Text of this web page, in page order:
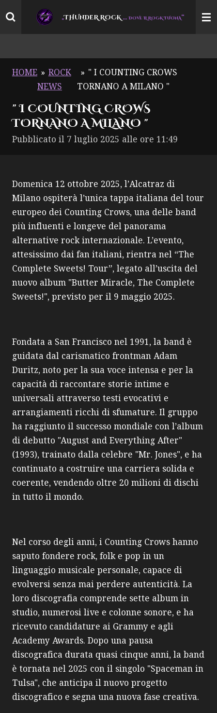
Vai
„THUNDER ROCK… DOVE IL ROCK TUONA“
HOME » ROCK
NEWS
» " I COUNTING CROWS
TORNANO A MILANO "
" I COUNTING CROWS
TORNANO A MILANO "
Pubblicato il 7 luglio 2025 alle ore 11:49
Domenica 12 ottobre 2025, l’Alcatraz di
Milano ospiterà l’unica tappa italiana del tour
europeo dei Counting Crows, una delle band
più influenti e longeve del panorama
alternative rock internazionale. L’evento,
attesissimo dai fan italiani, rientra nel “The
Complete Sweets! Tour”, legato all’uscita del
nuovo album "Butter Miracle, The Complete
Sweets!", previsto per il 9 maggio 2025.
Fondata a San Francisco nel 1991, la band è
guidata dal carismatico frontman Adam
Duritz, noto per la sua voce intensa e per la
capacità di raccontare storie intime e
universali attraverso testi evocativi e
arrangiamenti ricchi di sfumature. Il gruppo
ha raggiunto il successo mondiale con l’album
di debutto "August and Everything After"
(1993), trainato dalla celebre "Mr. Jones", e ha
continuato a costruire una carriera solida e
coerente, vendendo oltre 20 milioni di dischi
in tutto il mondo.
Nel corso degli anni, i Counting Crows hanno
saputo fondere rock, folk e pop in un
linguaggio musicale personale, capace di
evolversi senza mai perdere autenticità. La
loro discografia comprende sette album in
studio, numerosi live e colonne sonore, e ha
ricevuto candidature ai Grammy e agli
Academy Awards. Dopo una pausa
discografica durata quasi cinque anni, la band
è tornata nel 2025 con il singolo "Spaceman in
Tulsa", che anticipa il nuovo progetto
discografico e segna una nuova fase creativa.